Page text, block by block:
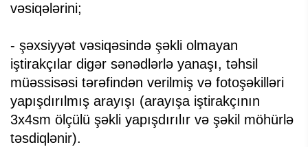
vəsiqələrini;
- şəxsiyyət vəsiqəsində şəkli olmayan
iştirakçılar digər sənədlərlə yanaşı, təhsil
müəssisəsi tərəfindən verilmiş və fotoşəkilləri
yapışdırılmış arayışı (arayışa iştirakçının
3x4sm ölçülü şəkli yapışdırılır və şəkil möhürlə
təsdiqlənir).